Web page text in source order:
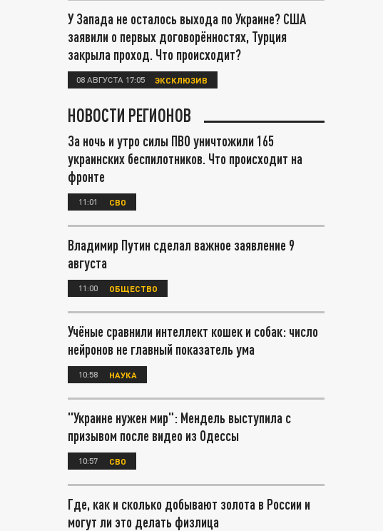
У Запада не осталось выхода по Украине? США
заявили о первых договорённостях, Турция
закрыла проход. Что происходит?
08 АВГУСТА 17:05 ЭКСКЛЮЗИВ
НОВОСТИ РЕГИОНОВ
За ночь и утро силы ПВО уничтожили 165
украинских беспилотников. Что происходит на
фронте
11:01 СВО
Владимир Путин сделал важное заявление 9
августа
11:00 ОБЩЕСТВО
Учёные сравнили интеллект кошек и собак: число
нейронов не главный показатель ума
10:58 НАУКА
"Украине нужен мир": Мендель выступила с
призывом после видео из Одессы
10:57 СВО
Где, как и сколько добывают золота в России и
могут ли это делать физлица